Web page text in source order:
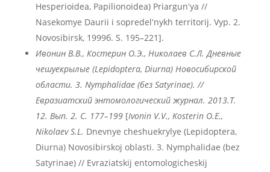
Hesperioidea, Papilionoidea) Priargunʹya //
Nasekomye Daurii i sopredelʹnykh territorij. Vyp. 2.
Novosibirsk, 1999б. S. 195–221].
Ивонин В.В., Костерин О.Э., Николаев С.Л. Дневные
чешуекрылые (Lepidoptera, Diurna) Новосибирской
области. 3. Nymphalidae (без Satyrinae). //
Евразиатский энтомологический журнал. 2013.Т.
12. Вып. 2. С. 177–199[Ivonin V.V., Kosterin O.E.,
Nikolaev S.L. Dnevnye cheshuekrylye (Lepidoptera,
Diurna) Novosibirskoj oblasti. 3. Nymphalidae (bez
Satyrinae) // Evraziatskij entomologicheskij